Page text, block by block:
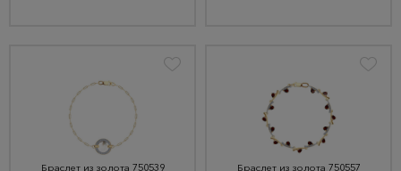
Браслет из золота 750539 Браслет из золота 750557